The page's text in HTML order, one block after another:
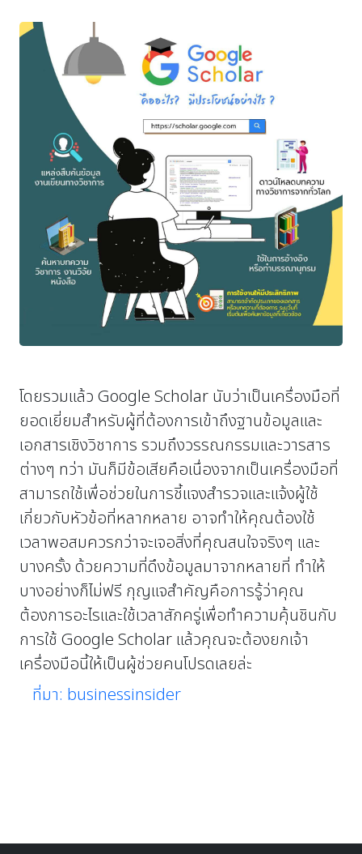
โดยรวมแล้ว Google Scholar นับว่าเป็นเครื่องมือที่
ยอดเยี่ยมสำหรับผู้ที่ต้องการเข้าถึงฐานข้อมูลและ
เอกสารเชิงวิชาการ รวมถึงวรรณกรรมและวารสาร
ต่างๆ ทว่า มันก็มีข้อเสียคือเนื่องจากเป็นเครื่องมือที่
สามารถใช้เพื่อช่วยในการชี้แจงสำรวจและแจ้งผู้ใช้
เกี่ยวกับหัวข้อที่หลากหลาย อาจทำให้คุณต้องใช้
เวลาพอสมควรกว่าจะเจอสิ่งที่คุณสนใจจริงๆ และ
บางครั้ง ด้วยความที่ดึงข้อมูลมาจากหลายที่ ทำให้
บางอย่างก็ไม่ฟรี กุญแจสำคัญคือการรู้ว่าคุณ
ต้องการอะไรและใช้เวลาสักครู่เพื่อทำความคุ้นชินกับ
การใช้ Google Scholar แล้วคุณจะต้องยกเจ้า
เครื่องมือนี้ให้เป็นผู้ช่วยคนโปรดเลยล่ะ
ที่มา: businessinsider